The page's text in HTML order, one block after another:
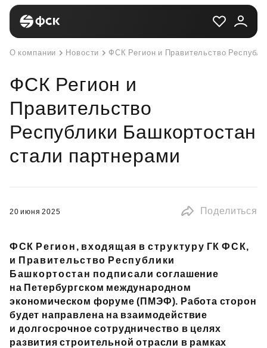
О компании Новости ФСК Регион и Правительство
ФСК Регион и
Правительство
Республики Башкортостан
стали партнерами
20 июня 2025 Поделиться
ФСК Регион, входящая в структуру ГК ФСК,
и Правительство Республики
Башкортостан подписали соглашение
на Петербургском международном
экономическом форуме (ПМЭФ). Работа сторон
будет направлена на взаимодействие
и долгосрочное сотрудничество в целях
развития строительной отрасли в рамках